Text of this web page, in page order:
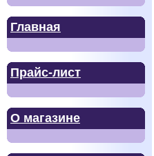
Главная
Прайс-лист
О магазине